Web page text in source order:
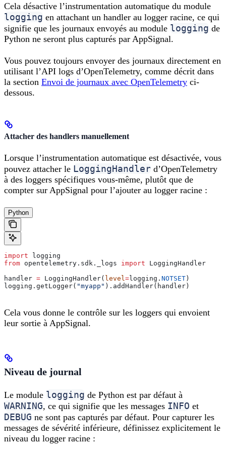
Cela désactive l’instrumentation automatique du module
logging en attachant un handler au logger racine, ce qui
signifie que les journaux envoyés au module logging de
Python ne seront plus capturés par AppSignal.
Vous pouvez toujours envoyer des journaux directement en
utilisant l’API logs d’OpenTelemetry, comme décrit dans
la section Envoi de journaux avec OpenTelemetry ci-
dessous.
Attacher des handlers manuellement
Lorsque l’instrumentation automatique est désactivée, vous
pouvez attacher le LoggingHandler d’OpenTelemetry
à des loggers spécifiques vous-même, plutôt que de
compter sur AppSignal pour l’ajouter au logger racine :
Python
import logging
from opentelemetry.sdk._logs import LoggingHandler
handler = LoggingHandler( level =logging. NOTSET)
logging.getLogger( "myapp" ).addHandler(handler)
Cela vous donne le contrôle sur les loggers qui envoient
leur sortie à AppSignal.
Niveau de journal
Le module logging de Python est par défaut à
WARNING, ce qui signifie que les messages INFO et
DEBUG ne sont pas capturés par défaut. Pour capturer les
messages de sévérité inférieure, définissez explicitement le
niveau du logger racine :